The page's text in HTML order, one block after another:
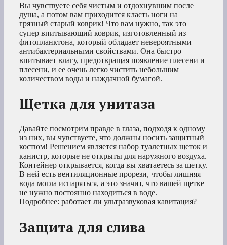
Вы чувствуете себя чистым и отдохнувшим после
душа, а потом вам приходится класть ноги на
грязный старый коврик! Что вам нужно, так это
супер впитывающий коврик, изготовленный из
фитопланктона, который обладает невероятными
антибактериальными свойствами. Она быстро
впитывает влагу, предотвращая появление плесени и
плесени, и ее очень легко чистить небольшим
количеством воды и наждачной бумагой.
Щетка для унитаза
Давайте посмотрим правде в глаза, подходя к одному
из них, вы чувствуете, что должны носить защитный
костюм! Решением является набор туалетных щеток и
канистр, которые не открыты для наружного воздуха.
Контейнер открывается, когда вы хватаетесь за щетку.
В ней есть вентиляционные прорези, чтобы лишняя
вода могла испаряться, а это значит, что вашей щетке
не нужно постоянно находиться в воде.
Подробнее: работает ли ультразвуковая кавитация?
Защита для слива